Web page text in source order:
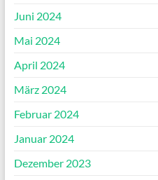
Juni 2024
Mai 2024
April 2024
März 2024
Februar 2024
Januar 2024
Dezember 2023